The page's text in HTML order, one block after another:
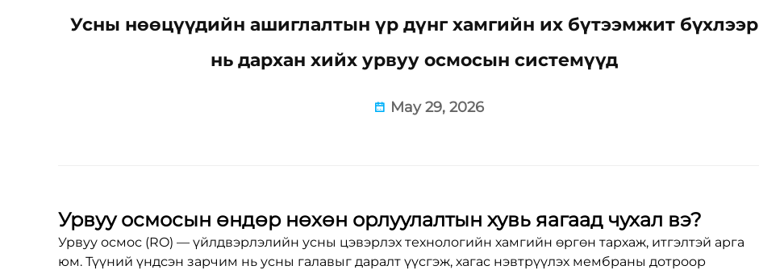
Усны нөөцүүдийн ашиглалтын үр дүнг хамгийн их бүтээмжит бүхлээр
нь дархан хийх урвуу осмосын системүүд
May 29, 2026
Урвуу осмосын өндөр нөхөн орлуулалтын хувь яагаад чухал вэ?
Урвуу осмос (RO) — үйлдвэрлэлийн усны цэвэрлэх технологийн хамгийн өргөн тархаж, итгэлтэй арга
юм. Түүний үндсэн зарчим нь усны галавыг даралт үүсгэж, хагас нэвтрүүлэх мембраны дотроор